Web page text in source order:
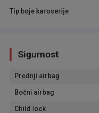
Tip boje karoserije
Sigurnost
Prednji airbag
Bočni airbag
Child lock